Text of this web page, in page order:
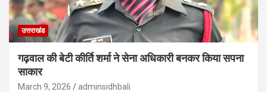
उत्तराखंड
गढ़वाल की बेटी कीर्ति शर्मा ने सेना अधिकारी बनकर किया सपना
साकार
March 9, 2026 adminsidhbali